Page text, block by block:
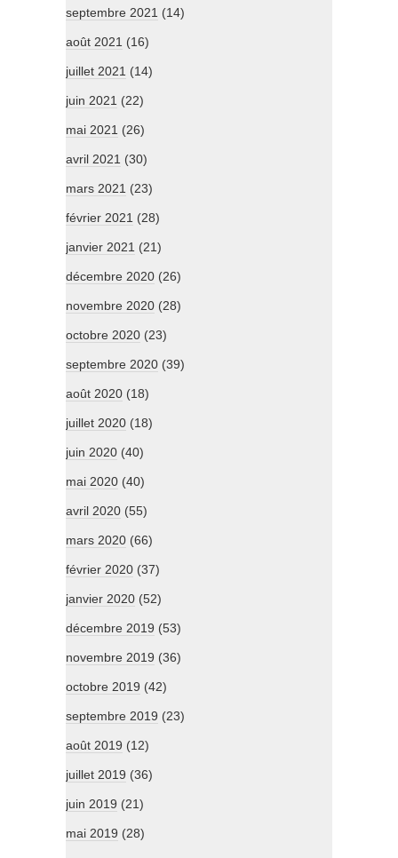
septembre 2021 (14)
août 2021 (16)
juillet 2021 (14)
juin 2021 (22)
mai 2021 (26)
avril 2021 (30)
mars 2021 (23)
février 2021 (28)
janvier 2021 (21)
décembre 2020 (26)
novembre 2020 (28)
octobre 2020 (23)
septembre 2020 (39)
août 2020 (18)
juillet 2020 (18)
juin 2020 (40)
mai 2020 (40)
avril 2020 (55)
mars 2020 (66)
février 2020 (37)
janvier 2020 (52)
décembre 2019 (53)
novembre 2019 (36)
octobre 2019 (42)
septembre 2019 (23)
août 2019 (12)
juillet 2019 (36)
juin 2019 (21)
mai 2019 (28)